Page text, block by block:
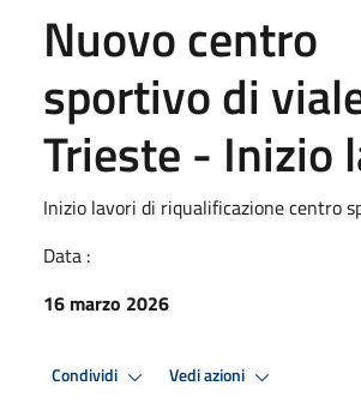
Nuovo centro
sportivo di
Trieste - Inizio
Inizio lavori di riqualificazione centro
Data :
16 marzo 2026
Condividi Vedi azioni